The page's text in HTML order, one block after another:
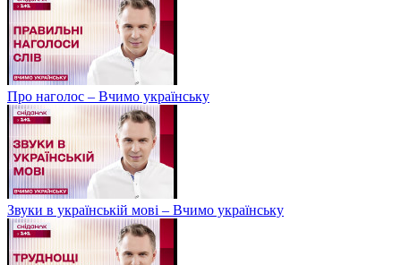
Про наголос – Вчимо українську
Звуки в українській мові – Вчимо українську